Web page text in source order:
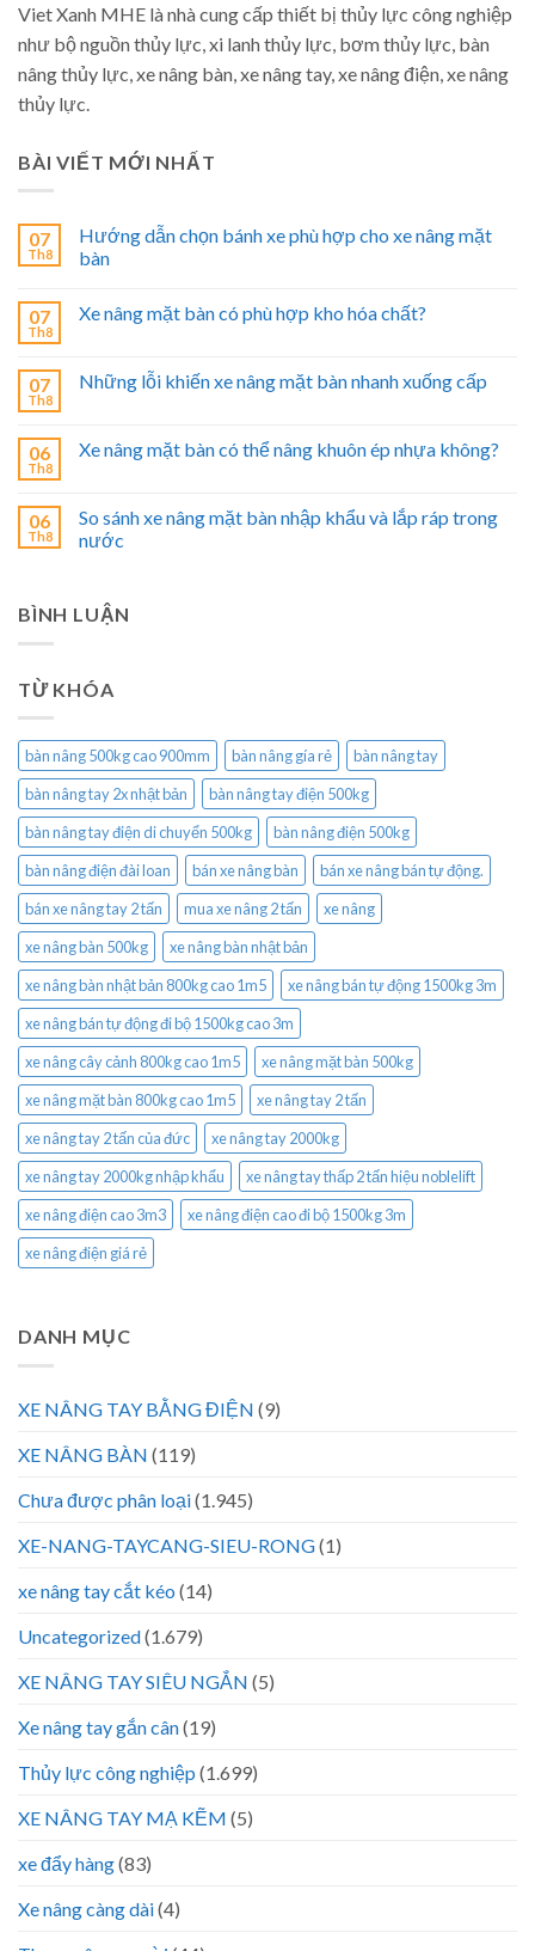
Viet Xanh MHE là nhà cung cấp thiết bị thủy lực công nghiệp
như bộ nguồn thủy lực, xi lanh thủy lực, bơm thủy lực, bàn
nâng thủy lực, xe nâng bàn, xe nâng tay, xe nâng điện, xe nâng
thủy lực.
BÀI VIẾT MỚI NHẤT
07
Th8
Hướng dẫn chọn bánh xe phù hợp cho xe nâng mặt
bàn
07
Th8
Xe nâng mặt bàn có phù hợp kho hóa chất?
07
Th8
Những lỗi khiến xe nâng mặt bàn nhanh xuống cấp
06
Th8
Xe nâng mặt bàn có thể nâng khuôn ép nhựa không?
06
Th8
So sánh xe nâng mặt bàn nhập khẩu và lắp ráp trong
nước
BÌNH LUẬN
TỪ KHÓA
bàn nâng 500kg cao 900mm bàn nâng gía rẻ
bàn nâng tay
bàn nâng tay 2x nhật bản
bàn nâng tay điện 500kg
bàn nâng tay điện di chuyển 500kg
bàn nâng điện 500kg
bàn nâng điện đài loan
bán xe nâng bàn
bán xe nâng bán tự động.
bán xe nâng tay 2 tấn
mua xe nâng 2 tấn
xe nâng
xe nâng bàn 500kg
xe nâng bàn nhật bản
xe nâng bàn nhật bản 800kg cao 1m5
xe nâng bán tự động 1500kg 3m
xe nâng bán tự động đi bộ 1500kg cao 3m
xe nâng cây cảnh 800kg cao 1m5
xe nâng mặt bàn 500kg
xe nâng mặt bàn 800kg cao 1m5
xe nâng tay 2 tấn
xe nâng tay 2 tấn của đức
xe nâng tay 2000kg
xe nâng tay 2000kg nhập khẩu
xe nâng tay thấp 2 tấn hiệu noblelift
xe nâng điện cao 3m3
xe nâng điện cao đi bộ 1500kg 3m
xe nâng điện giá rẻ
DANH MỤC
XE NÂNG TAY BẰNG ĐIỆN (9)
XE NÂNG BÀN (119)
Chưa được phân loại(1.945)
XE-NANG-TAYCANG-SIEU-RONG(1)
xe nâng tay cắt kéo (14)
Uncategorized(1.679)
XE NÂNG TAY SIÊU NGẮN (5)
Xe nâng tay gắn cân(19)
Thủy lực công nghiệp (1.699)
XE NÂNG TAY MẠ KẼM (5)
xe đẩy hàng(83)
Xe nâng càng dài(4)